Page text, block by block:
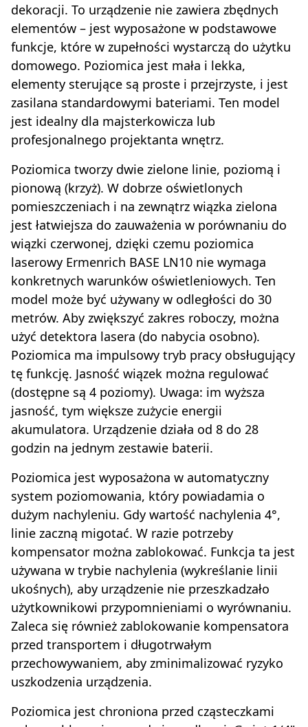
dekoracji. To urządzenie nie zawiera zbędnych
elementów – jest wyposażone w podstawowe
funkcje, które w zupełności wystarczą do użytku
domowego. Poziomica jest mała i lekka,
elementy sterujące są proste i przejrzyste, i jest
zasilana standardowymi bateriami. Ten model
jest idealny dla majsterkowicza lub
profesjonalnego projektanta wnętrz.
Poziomica tworzy dwie zielone linie, poziomą i
pionową (krzyż). W dobrze oświetlonych
pomieszczeniach i na zewnątrz wiązka zielona
jest łatwiejsza do zauważenia w porównaniu do
wiązki czerwonej, dzięki czemu poziomica
laserowy Ermenrich BASE LN10 nie wymaga
konkretnych warunków oświetleniowych. Ten
model może być używany w odległości do 30
metrów. Aby zwiększyć zakres roboczy, można
użyć detektora lasera (do nabycia osobno).
Poziomica ma impulsowy tryb pracy obsługujący
tę funkcję. Jasność wiązek można regulować
(dostępne są 4 poziomy). Uwaga: im wyższa
jasność, tym większe zużycie energii
akumulatora. Urządzenie działa od 8 do 28
godzin na jednym zestawie baterii.
Poziomica jest wyposażona w automatyczny
system poziomowania, który powiadamia o
dużym nachyleniu. Gdy wartość nachylenia 4°,
linie zaczną migotać. W razie potrzeby
kompensator można zablokować. Funkcja ta jest
używana w trybie nachylenia (wykreślanie linii
ukośnych), aby urządzenie nie przeszkadzało
użytkownikowi przypomnieniami o wyrównaniu.
Zaleca się również zablokowanie kompensatora
przed transportem i długotrwałym
przechowywaniem, aby zminimalizować ryzyko
uszkodzenia urządzenia.
Poziomica jest chroniona przed cząsteczkami